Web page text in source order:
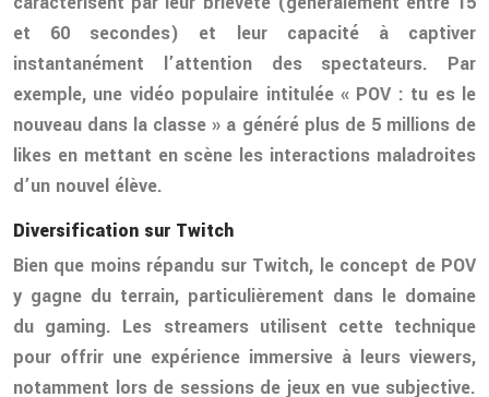
et 60 secondes) et leur capacité à captiver
instantanément l’attention des spectateurs. Par
exemple, une vidéo populaire intitulée « POV : tu es le
nouveau dans la classe » a généré plus de 5 millions de
likes en mettant en scène les interactions maladroites
d’un nouvel élève.
Diversification sur Twitch
Bien que moins répandu sur Twitch, le concept de POV
y gagne du terrain, particulièrement dans le domaine
du gaming. Les streamers utilisent cette technique
pour offrir une expérience immersive à leurs viewers,
notamment lors de sessions de jeux en vue subjective.